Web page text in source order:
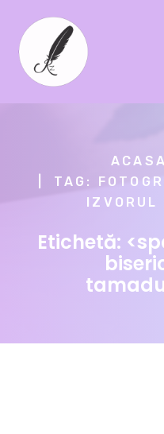
ACASA
TAG:
IZVORUL
Etichetă: